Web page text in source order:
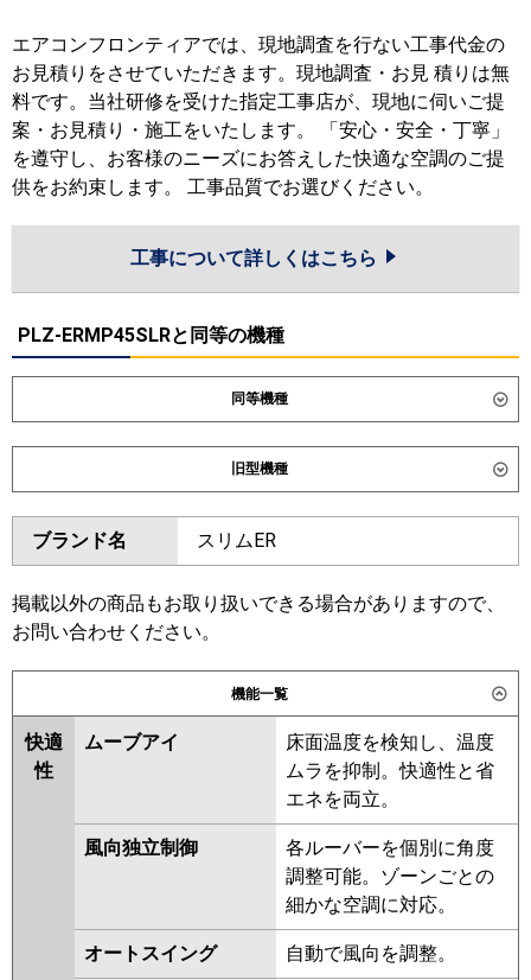
エアコンフロンティアでは、現地調査を行ない工事代金の
お見積りをさせていただきます。現地調査・お見 積りは無
料です。当社研修を受けた指定工事店が、現地に伺いご提
案・お見積り・施工をいたします。 「安心・安全・丁寧」
を遵守し、お客様のニーズにお答えした快適な空調のご提
供をお約束します。 工事品質でお選びください。
工事について詳しくはこちら
PLZ-ERMP45SLRと同等の機種
同等機種
ダイキン SZRG45CV SZRG45CNV
東芝
GWSA04513JXU
GWSA04513JMUB
三菱電機 PLZ-ERMP45SL6 PLZ-
ERMP45SLE6
日立 RCID-GP45RSHJ11
FDTWV456HK6S
パナソニック
旧型機種
ダイキン SZRG45BYV SZRG45BYNV
SZRG45BJV
SZRG45BFV SZRG45BFNV
SZRG45BCV SZRG45BCNV
RWSA04533JXU RWSA04533JMU
RWSA04533JM
AWSA04557JX AWSA04557JM
三菱電機 PLZ-ERMP45SL5 PLZ-
ERMP45SLE5 PLZ-ERMP45SL4
PLZ-ERMP45SLE4 PLZ-
ERMP45SL3 PLZ-ERMP45SLE3
PLZ-ERMP45SL2 PLZ-
ERMP45SLE2 PLZ-ERMP45SLZ
PLZ-ERMP45SLEZ PLZ-
ブランド名 スリムER
掲載以外の商品もお取り扱いできる場合がありますので、
お問い合わせください。
機能一覧
快適
性
ムーブアイ
床面温度を検知し、温度
ムラを抑制。快適性と省
エネを両立。
風向独立制御
各ルーバーを個別に角度
調整可能。ゾーンごとの
細かな空調に対応。
オートスイング 自動で風向を調整。